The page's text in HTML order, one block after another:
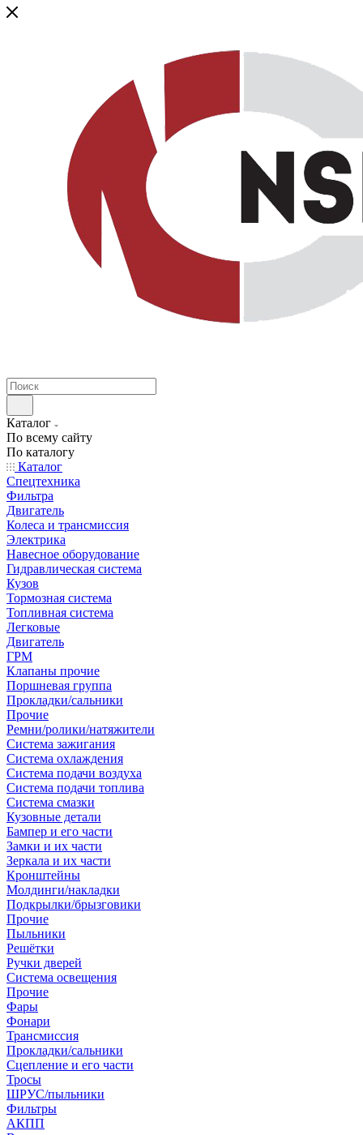
Каталог
По всему сайту
По каталогу
Каталог
Спецтехника
Фильтра
Двигатель
Колеса и трансмиссия
Электрика
Навесное оборудование
Гидравлическая система
Кузов
Тормозная система
Топливная система
Легковые
Двигатель
ГРМ
Клапаны прочие
Поршневая группа
Прокладки/сальники
Прочие
Ремни/ролики/натяжители
Система зажигания
Система охлаждения
Система подачи воздуха
Система подачи топлива
Система смазки
Кузовные детали
Бампер и его части
Замки и их части
Зеркала и их части
Кронштейны
Молдинги/накладки
Подкрылки/брызговики
Прочие
Пыльники
Решётки
Ручки дверей
Система освещения
Прочие
Фары
Фонари
Трансмиссия
Прокладки/сальники
Сцепление и его части
Тросы
ШРУС/пыльники
Фильтры
АКПП